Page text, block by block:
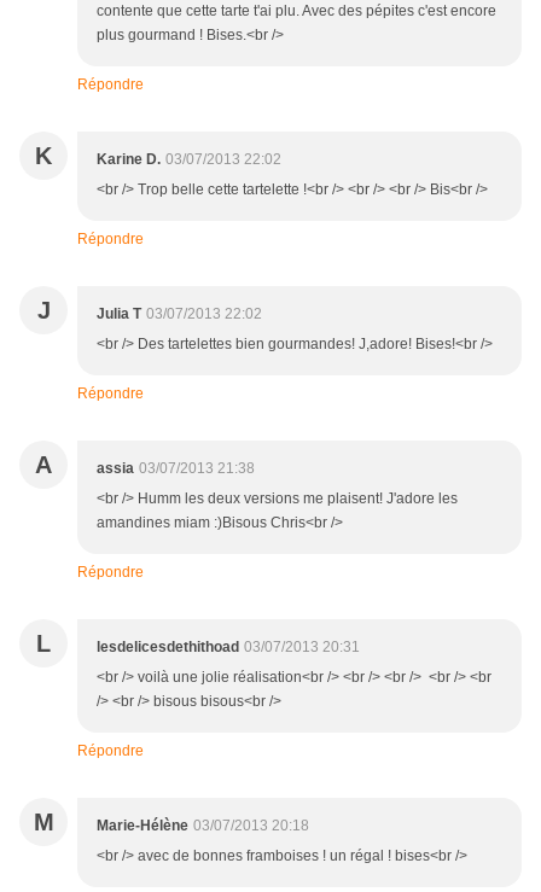
contente que cette tarte t'ai plu. Avec des pépites c'est encore
plus gourmand ! Bises.<br />
Répondre
K Karine D. 03/07/2013 22:02
<br /> Trop belle cette tartelette !<br /> <br /> <br /> Bis<br />
Répondre
J Julia T 03/07/2013 22:02
<br /> Des tartelettes bien gourmandes! J,adore! Bises!<br />
Répondre
A assia 03/07/2013 21:38
<br /> Humm les deux versions me plaisent! J'adore les
amandines miam :)Bisous Chris<br />
Répondre
L lesdelicesdethithoad 03/07/2013 20:31
<br /> voilà une jolie réalisation<br /> <br /> <br /> <br /> <br
/> <br /> bisous bisous<br />
Répondre
M Marie-Hélène 03/07/2013 20:18
<br /> avec de bonnes framboises ! un régal ! bises<br />